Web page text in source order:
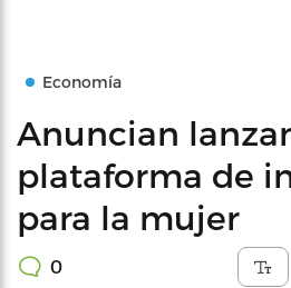
Economía
Anuncian
plataforma de
para la mujer
0